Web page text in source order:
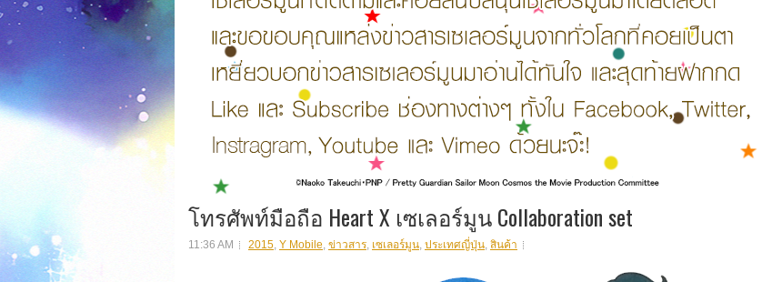
โทรศัพท์มือถือ Heart X เซเลอร์มูน Collaboration set
11:36 AM 2015, Y Mobile, ข่าวสาร, เซเลอร์มูน, ประเทศญี่ปุ่น, สินค้า